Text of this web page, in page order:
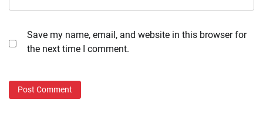
Save my name, email, and website in this browser for
the next time I comment.